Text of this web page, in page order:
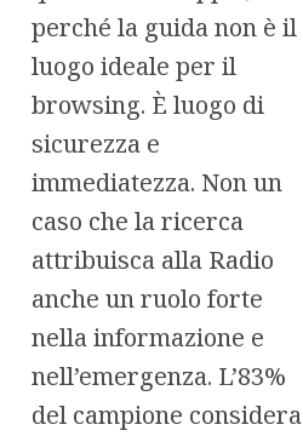
perché la guida non è il
luogo ideale per il
browsing. È luogo di
sicurezza e
immediatezza. Non un
caso che la ricerca
attribuisca alla Radio
anche un ruolo forte
nella informazione e
nell’emergenza. L’83%
del campione considera